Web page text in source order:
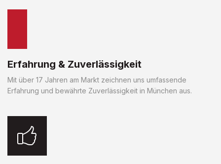
Erfahrung & Zuverlässigkeit
Mit über 17 Jahren am Markt zeichnen uns umfassende
Erfahrung und bewährte Zuverlässigkeit in München aus.